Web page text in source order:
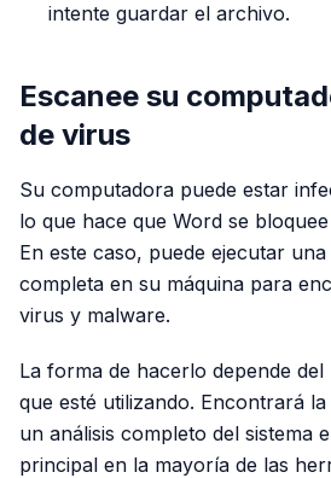
intente guardar el archivo.
Escanee su
de virus
Su computadora puede estar
lo que hace que Word se
En este caso, puede ejecutar
completa en su máquina para
virus y malware.
La forma de hacerlo depende
que esté utilizando. Encontrará
un análisis completo del sistema
principal en la mayoría de las